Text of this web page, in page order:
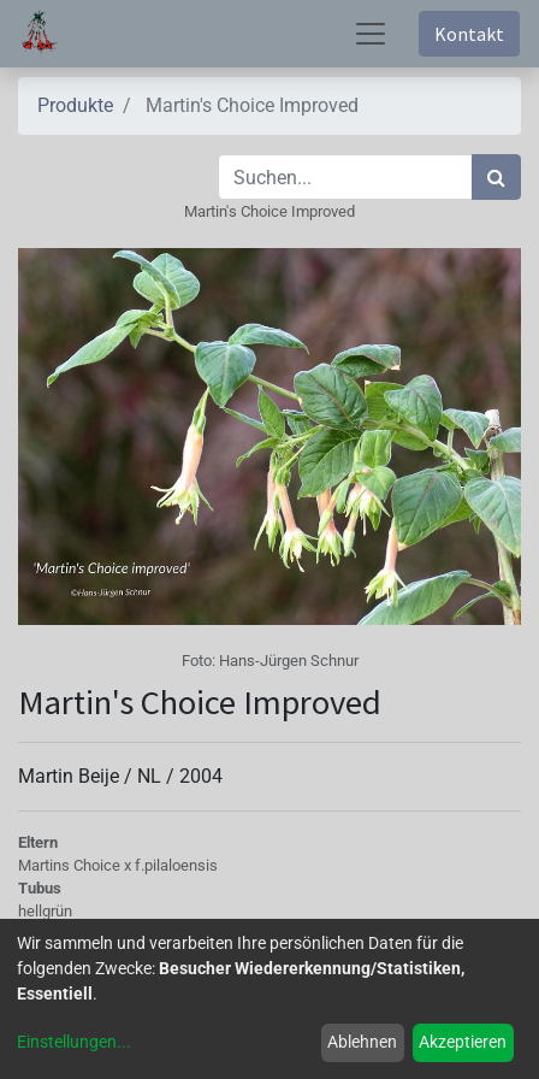
Kontakt
Produkte Martin's Choice Improved
Martin's Choice Improved
Foto: Hans-Jürgen Schnur
Martin's Choice Improved
Martin Beije / NL / 2004
Eltern
Martins Choice x f.pilaloensis
Tubus
hellgrün
Sepalen
hellgrün
Korolle/Petalen
hellgelb
einfach, lang
Wir sammeln und verarbeiten Ihre persönlichen Daten für die
folgenden Zwecke: Besucher Wiedererkennung/Statistiken,
Essentiell .
Einstellungen... Ablehnen Akzeptieren